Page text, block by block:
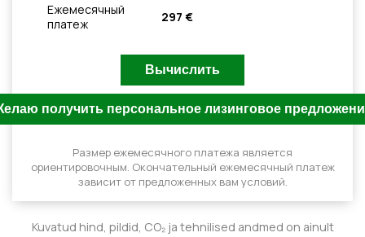
Ежемесячный
платеж
297 €
Размер ежемесячного платежа является
ориентировочным. Окончательный ежемесячный платеж
зависит от предложенных вам условий.
Kuvatud hind, pildid, CO₂ ja tehnilised andmed on ainult